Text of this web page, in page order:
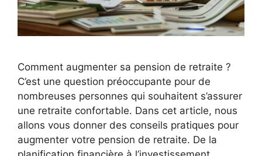
Comment augmenter sa pension de retraite ?
C’est une question préoccupante pour de
nombreuses personnes qui souhaitent s’assurer
une retraite confortable. Dans cet article, nous
allons vous donner des conseils pratiques pour
augmenter votre pension de retraite. De la